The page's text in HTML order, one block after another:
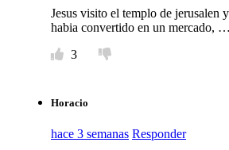
Jesus visito el templo de jerusalen
habia convertido en un
3
Horacio
hace 3 semanas Responder